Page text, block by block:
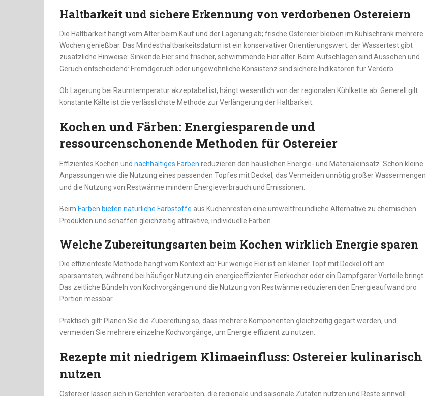
Haltbarkeit und sichere Erkennung von verdorbenen Ostereiern
Die Haltbarkeit hängt vom Alter beim Kauf und der Lagerung ab; frische Ostereier bleiben im Kühlschrank mehrere
Wochen genießbar. Das Mindesthaltbarkeitsdatum ist ein konservativer Orientierungswert; der Wassertest gibt
zusätzliche Hinweise: Sinkende Eier sind frischer, schwimmende Eier älter. Beim Aufschlagen sind Aussehen und
Geruch entscheidend: Fremdgeruch oder ungewöhnliche Konsistenz sind sichere Indikatoren für Verderb.
Ob Lagerung bei Raumtemperatur akzeptabel ist, hängt wesentlich von der regionalen Kühlkette ab. Generell gilt:
konstante Kälte ist die verlässlichste Methode zur Verlängerung der Haltbarkeit.
Kochen und Färben: Energiesparende und
ressourcenschonende Methoden für Ostereier
Effizientes Kochen und nachhaltiges Färben reduzieren den häuslichen Energie- und Materialeinsatz. Schon kleine
Anpassungen wie die Nutzung eines passenden Topfes mit Deckel, das Vermeiden unnötig großer Wassermengen
und die Nutzung von Restwärme mindern Energieverbrauch und Emissionen.
Beim Färben bieten natürliche Farbstoffe aus Küchenresten eine umweltfreundliche Alternative zu chemischen
Produkten und schaffen gleichzeitig attraktive, individuelle Farben.
Welche Zubereitungsarten beim Kochen wirklich Energie sparen
Die effizienteste Methode hängt vom Kontext ab: Für wenige Eier ist ein kleiner Topf mit Deckel oft am
sparsamsten, während bei häufiger Nutzung ein energieeffizienter Eierkocher oder ein Dampfgarer Vorteile bringt.
Das zeitliche Bündeln von Kochvorgängen und die Nutzung von Restwärme reduzieren den Energieaufwand pro
Portion messbar.
Praktisch gilt: Planen Sie die Zubereitung so, dass mehrere Komponenten gleichzeitig gegart werden, und
vermeiden Sie mehrere einzelne Kochvorgänge, um Energie effizient zu nutzen.
Rezepte mit niedrigem Klimaeinfluss: Ostereier kulinarisch
nutzen
Ostereier lassen sich in Gerichten verarbeiten, die regionale und saisonale Zutaten nutzen und Reste sinnvoll